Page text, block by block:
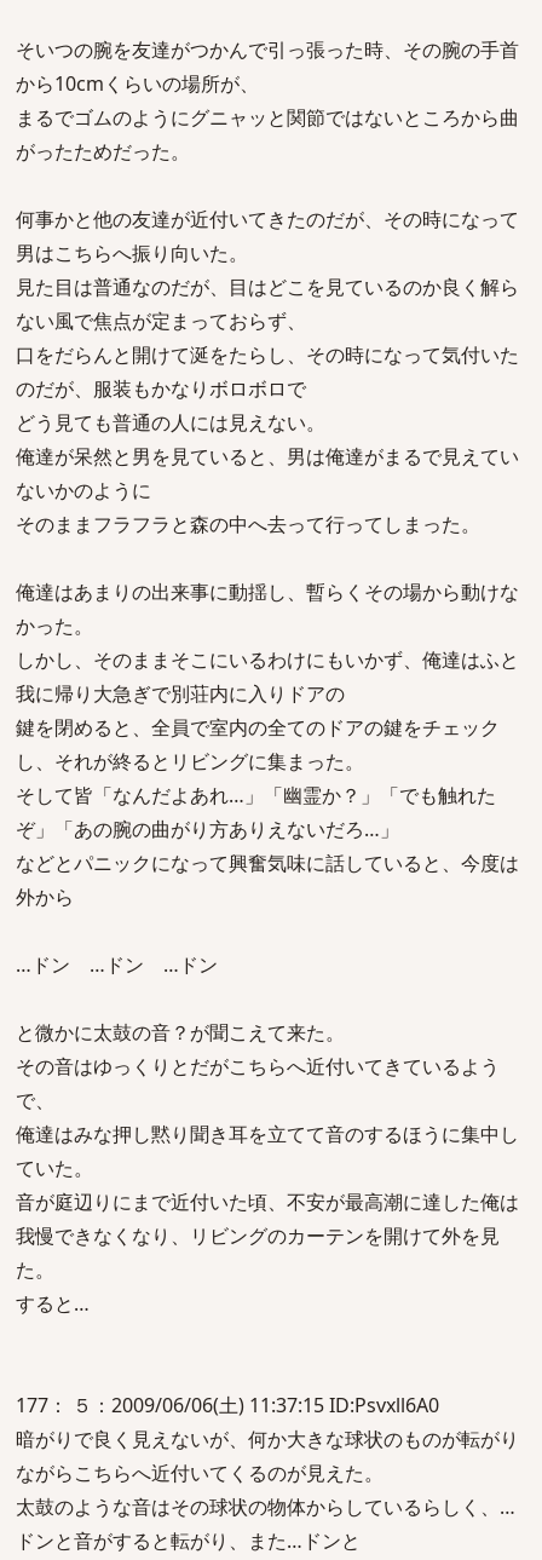
そいつの腕を友達がつかんで引っ張った時、その腕の手首
から10cmくらいの場所が、
まるでゴムのようにグニャッと関節ではないところから曲
がったためだった。
何事かと他の友達が近付いてきたのだが、その時になって
男はこちらへ振り向いた。
見た目は普通なのだが、目はどこを見ているのか良く解ら
ない風で焦点が定まっておらず、
口をだらんと開けて涎をたらし、その時になって気付いた
のだが、服装もかなりボロボロで
どう見ても普通の人には見えない。
俺達が呆然と男を見ていると、男は俺達がまるで見えてい
ないかのように
そのままフラフラと森の中へ去って行ってしまった。
俺達はあまりの出来事に動揺し、暫らくその場から動けな
かった。
しかし、そのままそこにいるわけにもいかず、俺達はふと
我に帰り大急ぎで別荘内に入りドアの
鍵を閉めると、全員で室内の全てのドアの鍵をチェック
し、それが終るとリビングに集まった。
そして皆「なんだよあれ…」「幽霊か？」「でも触れた
ぞ」「あの腕の曲がり方ありえないだろ…」
などとパニックになって興奮気味に話していると、今度は
外から
…ドン …ドン …ドン
と微かに太鼓の音？が聞こえて来た。
その音はゆっくりとだがこちらへ近付いてきているよう
で、
俺達はみな押し黙り聞き耳を立てて音のするほうに集中し
ていた。
音が庭辺りにまで近付いた頃、不安が最高潮に達した俺は
我慢できなくなり、リビングのカーテンを開けて外を見
た。
すると…
177： ５：2009/06/06(土) 11:37:15 ID:Psvxll6A0
暗がりで良く見えないが、何か大きな球状のものが転がり
ながらこちらへ近付いてくるのが見えた。
太鼓のような音はその球状の物体からしているらしく、…
ドンと音がすると転がり、また…ドンと